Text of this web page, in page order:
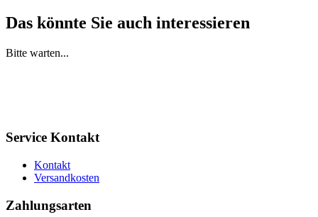
Das könnte Sie auch interessieren
Bitte warten...
Service Kontakt
Kontakt
Versandkosten
Zahlungsarten